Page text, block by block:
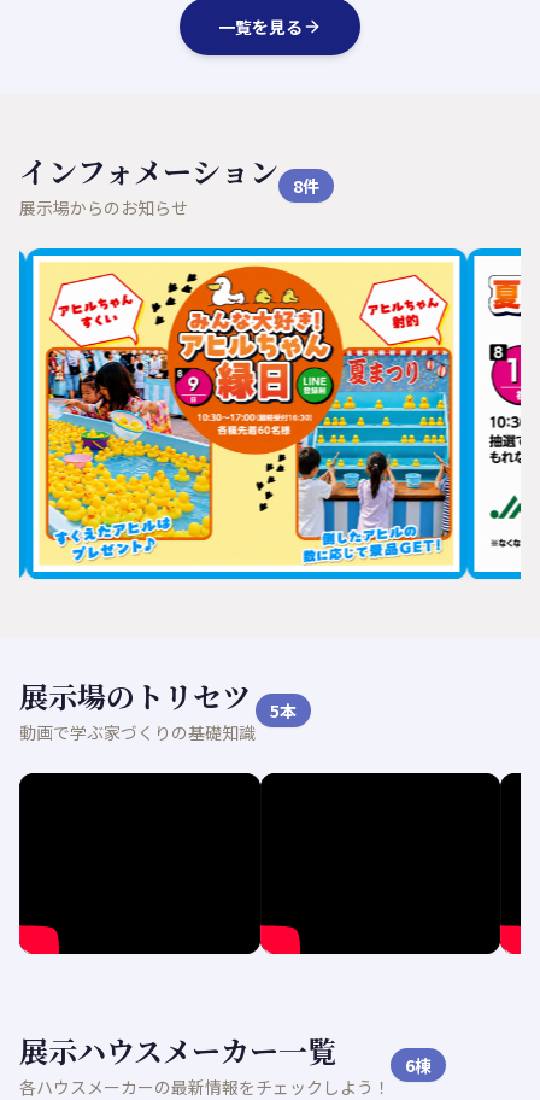
一覧を見る
インフォメーション
展示場からのお知らせ
8件
展示場のトリセツ
動画で学ぶ家づくりの基礎知識
5本
展示ハウスメーカー一覧
各ハウスメーカーの最新情報をチェックしよう！
6棟